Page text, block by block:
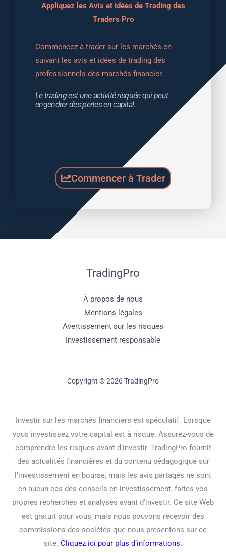
Appliquez les Avis et Idées de Trading des
Traders Pro
Commencez à trader sur les marchés en
suivant les avis et idées de trading des
professionnels des marchés financier.
Le trading est une activité risquée qui peut
engendrer des pertes en capital.
Commencer à Trader
TradingPro
À propos de nous
Mentions légales
Avertissement sur les risques
Investissement responsable
Copyright © 2026 TradingPro
Investir sur les marchés financiers est spéculatif. Lorsque
vous investissez votre capital est à risque. Assurez-vous de
comprendre les risques avant d'investir. TradingPro fournit
des actualités financières et du contenu pédagogique sur
l'investissement en bourse, mais les avis partagés ne sont
en aucun cas des conseils en investissement, faites vos
propres recherches et analyses avant d'investir. Ce site Web
est gratuit pour vous, mais nous pouvons recevoir des
commissions des sociétés que nous présentons sur ce
site. Cliquez ici pour plus d’informations.